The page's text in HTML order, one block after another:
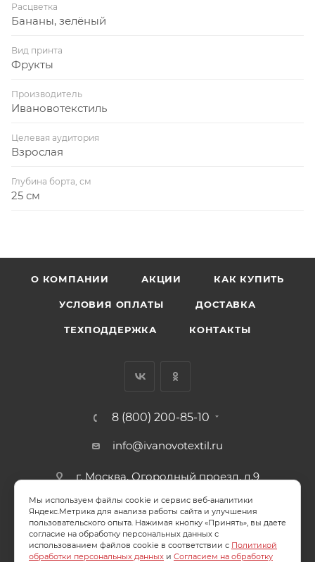
Расцветка
Бананы, зелёный
Вид принта
Фрукты
Производитель
Ивановотекстиль
Целевая аудитория
Взрослая
Глубина борта, см
25 см
О КОМПАНИИ АКЦИИ КАК КУПИТЬ
УСЛОВИЯ ОПЛАТЫ ДОСТАВКА
ТЕХПОДДЕРЖКА КОНТАКТЫ
8 (800) 200-85-10
info@ivanovotextil.ru
г. Москва, Огородный проезд, д.9
СОГЛАСИЕ НА ОБРАБОТКУ ПЕРСОНАЛЬНЫХ ДАННЫХ
ПОЛИТИКА ОБРАБОТКИ ПЕРСОНАЛЬНЫХ ДАННЫХ
Мы используем файлы cookie и сервис веб-аналитики
Яндекс.Метрика для анализа работы сайта и улучшения
пользовательского опыта. Нажимая кнопку «Принять», вы даете
согласие на обработку персональных данных с
использованием файлов cookie в соответствии с Политикой
обработки персональных данных и Согласием на обработку